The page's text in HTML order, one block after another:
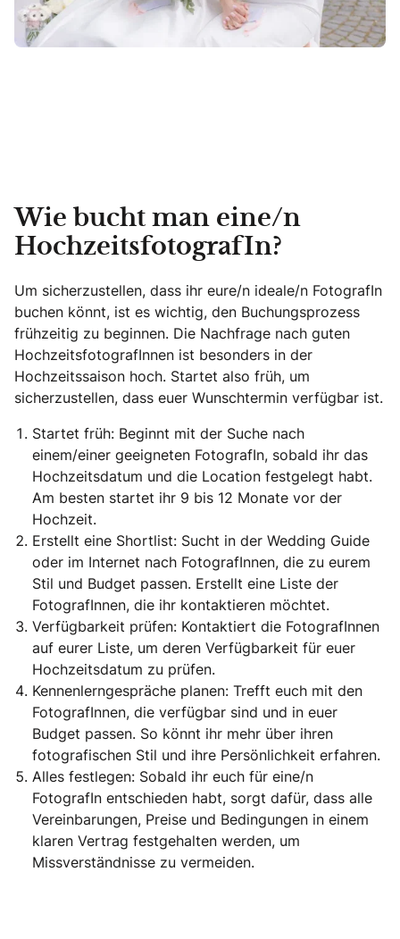
Wie bucht man eine/n
HochzeitsfotografIn?
Um sicherzustellen, dass ihr eure/n ideale/n FotografIn
buchen könnt, ist es wichtig, den Buchungsprozess
frühzeitig zu beginnen. Die Nachfrage nach guten
HochzeitsfotografInnen ist besonders in der
Hochzeitssaison hoch. Startet also früh, um
sicherzustellen, dass euer Wunschtermin verfügbar ist.
Startet früh: Beginnt mit der Suche nach
einem/einer geeigneten FotografIn, sobald ihr das
Hochzeitsdatum und die Location festgelegt habt.
Am besten startet ihr 9 bis 12 Monate vor der
Hochzeit.
Erstellt eine Shortlist: Sucht in der Wedding Guide
oder im Internet nach FotografInnen, die zu eurem
Stil und Budget passen. Erstellt eine Liste der
FotografInnen, die ihr kontaktieren möchtet.
Verfügbarkeit prüfen: Kontaktiert die FotografInnen
auf eurer Liste, um deren Verfügbarkeit für euer
Hochzeitsdatum zu prüfen.
Kennenlerngespräche planen: Trefft euch mit den
FotografInnen, die verfügbar sind und in euer
Budget passen. So könnt ihr mehr über ihren
fotografischen Stil und ihre Persönlichkeit erfahren.
Alles festlegen: Sobald ihr euch für eine/n
FotografIn entschieden habt, sorgt dafür, dass alle
Vereinbarungen, Preise und Bedingungen in einem
klaren Vertrag festgehalten werden, um
Missverständnisse zu vermeiden.